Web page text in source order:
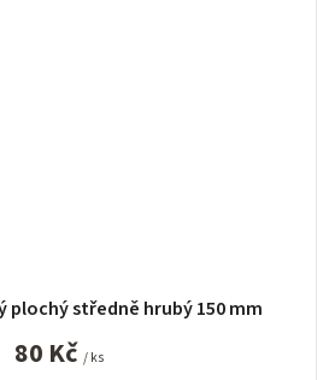
plochý středně hrubý 150 mm
80 Kč / ks